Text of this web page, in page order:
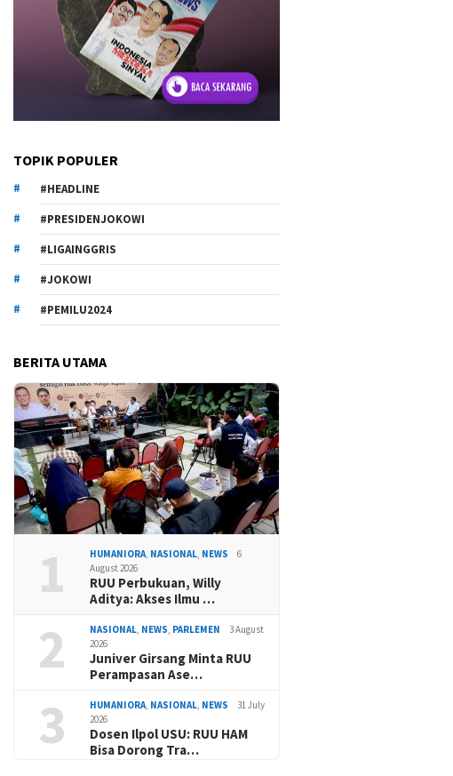
TOPIK POPULER
#HEADLINE
#PRESIDENJOKOWI
#LIGAINGGRIS
#JOKOWI
#PEMILU2024
BERITA UTAMA
1 HUMANIORA, NASIONAL, NEWS
6
August 2026
RUU Perbukuan, Willy
Aditya: Akses Ilmu …
2 NASIONAL, NEWS, PARLEMEN
3 August
2026
Juniver Girsang Minta RUU
Perampasan Ase…
3 HUMANIORA, NASIONAL, NEWS
31 July
2026
Dosen Ilpol USU: RUU HAM
Bisa Dorong Tra…